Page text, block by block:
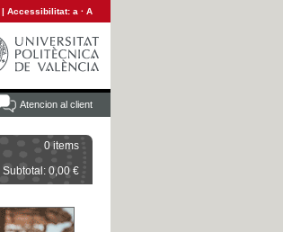
| Accessibilitat: a · A
Atencion al client
0 items
Subtotal: 0,00 €